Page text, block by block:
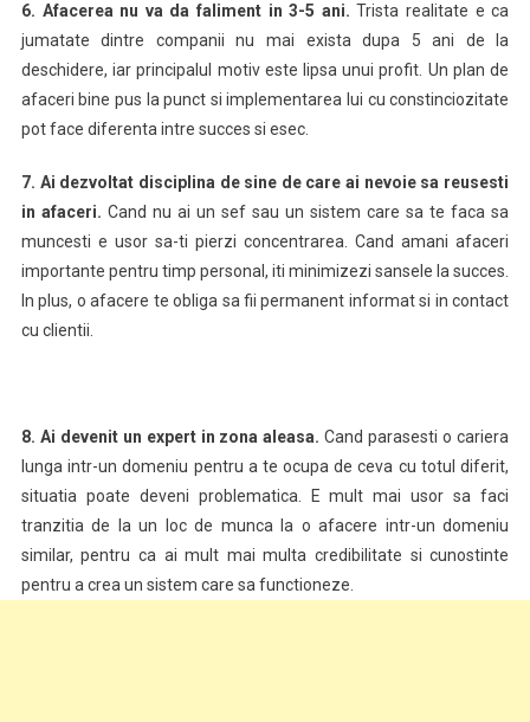
6. Afacerea nu va da faliment in 3-5 ani.Trista realitate e ca
jumatate dintre companii nu mai exista dupa 5 ani de la
deschidere, iar principalul motiv este lipsa unui profit. Un plan de
afaceri bine pus la punct si implementarea lui cu constinciozitate
pot face diferenta intre succes si esec.
7. Ai dezvoltat disciplina de sine de care ai nevoie sa reusesti
in afaceri. Cand nu ai un sef sau un sistem care sa te faca sa
muncesti e usor sa-ti pierzi concentrarea. Cand amani afaceri
importante pentru timp personal, iti minimizezi sansele la succes.
In plus, o afacere te obliga sa fii permanent informat si in contact
cu clientii.
8. Ai devenit un expert in zona aleasa.Cand parasesti o cariera
lunga intr-un domeniu pentru a te ocupa de ceva cu totul diferit,
situatia poate deveni problematica. E mult mai usor sa faci
tranzitia de la un loc de munca la o afacere intr-un domeniu
similar, pentru ca ai mult mai multa credibilitate si cunostinte
pentru a crea un sistem care sa functioneze.